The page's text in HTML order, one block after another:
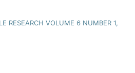
RESEARCH VOLUME 6 NUMBER 1,